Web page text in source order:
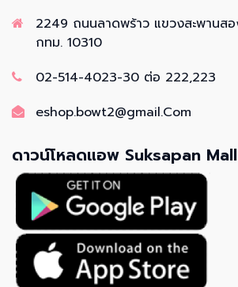
2249 ถนนลาดพร้าว แขวงสะพานส
กทม. 10310
02-514-4023-30 ต่อ 222,223
eshop.bowt2@gmail.Com
ดาวน์โหลดแอพ Suksapan Mall